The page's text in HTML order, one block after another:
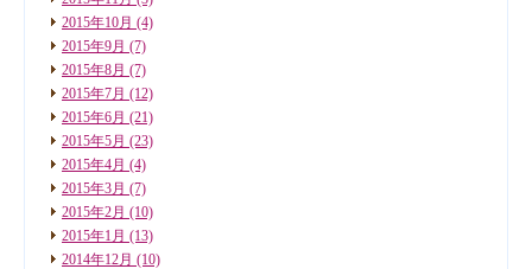
2015年10月 (4)
2015年9月 (7)
2015年8月 (7)
2015年7月 (12)
2015年6月 (21)
2015年5月 (23)
2015年4月 (4)
2015年3月 (7)
2015年2月 (10)
2015年1月 (13)
2014年12月 (10)